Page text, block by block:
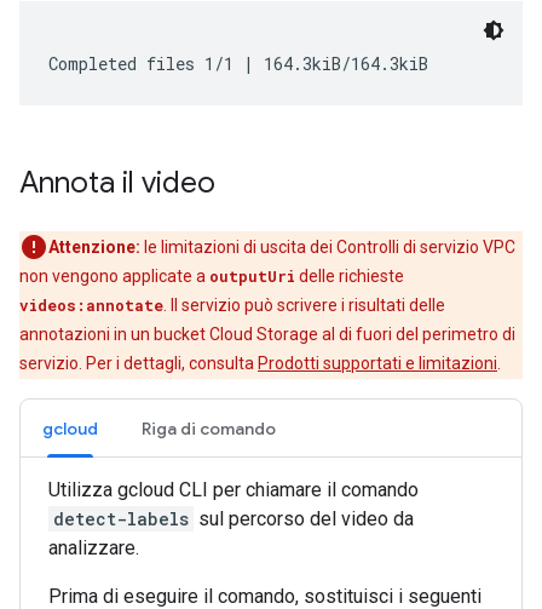
Completed files 1/1 | 164.3kiB/164.3kiB
Annota il video
Attenzione: le limitazioni di uscita dei Controlli di servizio VPC
non vengono applicate a outputUri delle richieste
videos:annotate . Il servizio può scrivere i risultati delle
annotazioni in un bucket Cloud Storage al di fuori del perimetro di
servizio. Per i dettagli, consulta Prodotti supportati e limitazioni
gcloud Riga di comando
Utilizza gcloud CLI per chiamare il comando
detect-labels sul percorso del video da
analizzare.
Prima di eseguire il comando, sostituisci i seguenti